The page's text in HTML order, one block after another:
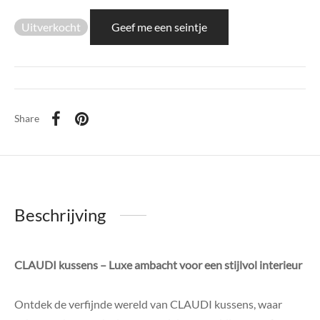
Uitverkocht Geef me een seintje
Share
Beschrijving
CLAUDI kussens – Luxe ambacht voor een stijlvol interieur
Ontdek de verfijnde wereld van CLAUDI kussens, waar
Rebul
Collection